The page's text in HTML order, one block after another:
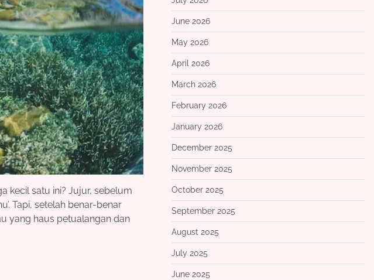
kecil satu ini? Jujur, sebelum
Tapi, setelah benar-benar
yang haus petualangan dan
June 2026
May 2026
April 2026
March 2026
February 2026
January 2026
December 2025
November 2025
October 2025
September 2025
August 2025
July 2025
June 2025